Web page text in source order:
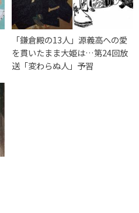
「鎌倉殿の13人」源義高への愛
を貫いたまま大姫は…第24回放
送「変わらぬ人」予習